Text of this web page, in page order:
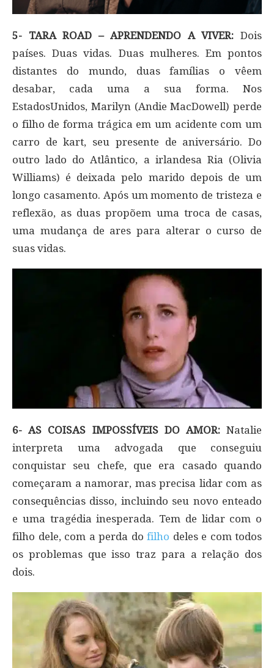
5- TARA ROAD – APRENDENDO A VIVER: Dois
países. Duas vidas. Duas mulheres. Em pontos
distantes do mundo, duas famílias o vêem
desabar, cada uma a sua forma. Nos
EstadosUnidos, Marilyn (Andie MacDowell) perde
o filho de forma trágica em um acidente com um
carro de kart, seu presente de aniversário. Do
outro lado do Atlântico, a irlandesa Ria (Olivia
Williams) é deixada pelo marido depois de um
longo casamento. Após um momento de tristeza e
reflexão, as duas propõem uma troca de casas,
uma mudança de ares para alterar o curso de
suas vidas.
6- AS COISAS IMPOSSÍVEIS DO AMOR:Natalie
interpreta uma advogada que conseguiu
conquistar seu chefe, que era casado quando
começaram a namorar, mas precisa lidar com as
consequências disso, incluindo seu novo enteado
e uma tragédia inesperada. Tem de lidar com o
filho dele, com a perda do filho deles e com todos
os problemas que isso traz para a relação dos
dois.